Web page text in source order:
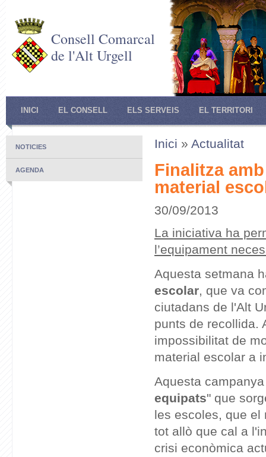
Consell Comarcal
de l'Alt Urgell
INICI EL CONSELL ELS SERVEIS EL TERRITORI
NOTICIES
AGENDA
Inici » Actualitat
Finalitza
material
30/09/2013
La iniciativa ha
l’equipament
Aquesta setmana
escolar, que va
ciutadans de l'Alt
punts de recollida.
impossibilitat de
material escolar a
Aquesta
equipats" que
les escoles, que el
tot allò que cal a
crisi econòmica